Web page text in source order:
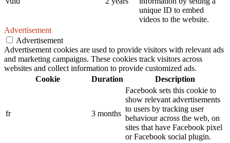
unique ID to embed
videos to the website.
Advertisement
Advertisement
Advertisement cookies are used to provide visitors with relevant ads
and marketing campaigns. These cookies track visitors across
websites and collect information to provide customized ads.
Cookie
Duration Description
fr 3 months
Facebook sets this cookie to
show relevant advertisements
to users by tracking user
behaviour across the web, on
sites that have Facebook pixel
or Facebook social plugin.